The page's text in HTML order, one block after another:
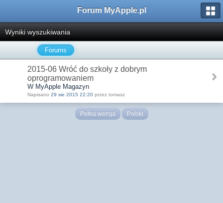
Forum MyApple.pl
Wyniki wyszukiwania
Forums
2015-06 Wróć do szkoły z dobrym
oprogramowaniem
W MyApple Magazyn
Napisano 29 sie 2015 22:20 przez tomasz
Pełna wersja Polski